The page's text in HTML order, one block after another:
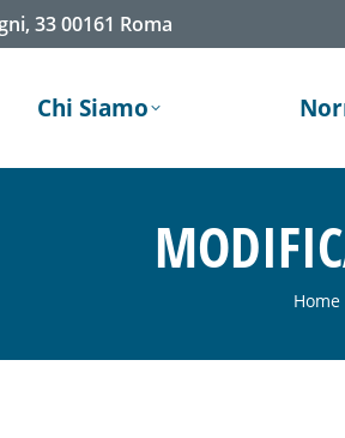
33 00161 Roma
Chi Siamo
You
Home